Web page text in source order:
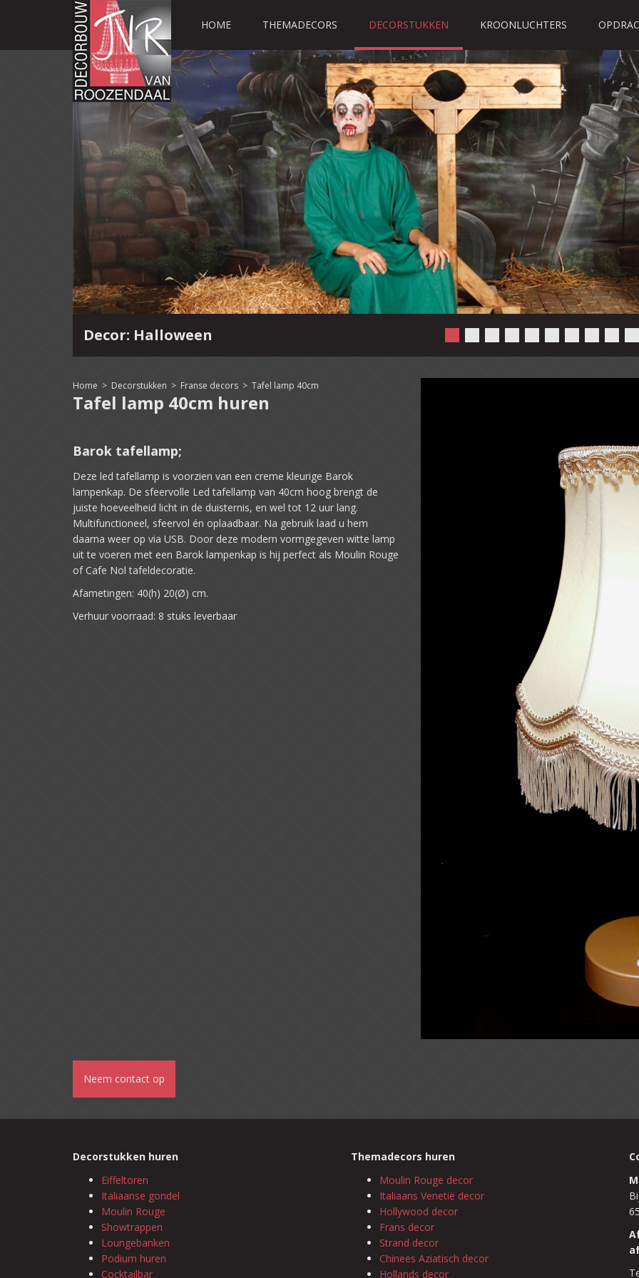
HOME THEMADECORS DECORSTUKKEN KROONLUCHTERS
Decor: Halloween
Home > Decorstukken > Franse decors > Tafel lamp 40cm
Tafel lamp 40cm huren
Barok tafellamp;
Deze led tafellamp is voorzien van een creme kleurige Barok
lampenkap. De sfeervolle Led tafellamp van 40cm hoog brengt de
juiste hoeveelheid licht in de duisternis, en wel tot 12 uur lang.
Multifunctioneel, sfeervol én oplaadbaar. Na gebruik laad u hem
daarna weer op via USB. Door deze modern vormgegeven witte lamp
uit te voeren met een Barok lampenkap is hij perfect als Moulin Rouge
of Cafe Nol tafeldecoratie.
Afametingen: 40(h) 20(Ø) cm.
Verhuur voorraad: 8 stuks leverbaar
Neem contact op
Decorstukken huren
Eiffeltoren
Italiaanse gondel
Moulin Rouge
Showtrappen
Loungebanken
Podium huren
Cocktailbar
Themadecors huren
Moulin Rouge decor
Italiaans Venetië decor
Hollywood decor
Frans decor
Strand decor
Chinees Aziatisch decor
Hollands decor